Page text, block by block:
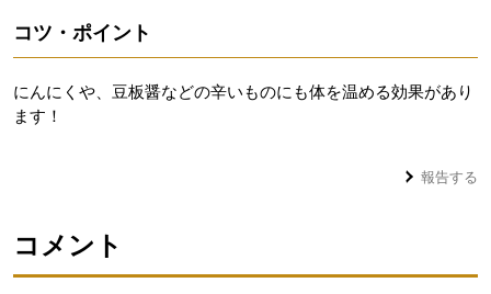
コツ・ポイント
にんにくや、豆板醤などの辛いものにも体を温める効果があり
ます！
報告する
コメント